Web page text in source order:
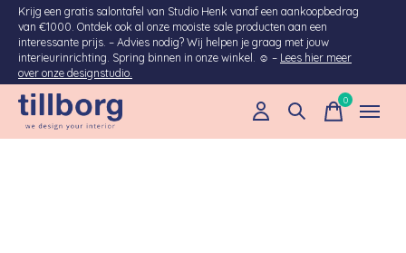
Krijg een gratis salontafel van Studio Henk vanaf een aankoopbedrag
van €1000. Ontdek ook al onze mooiste sale producten aan een
interessante prijs. – Advies nodig? Wij helpen je graag met jouw
interieurinrichting. Spring binnen in onze winkel. ☺ – Lees hier meer
over onze designstudio.
0items